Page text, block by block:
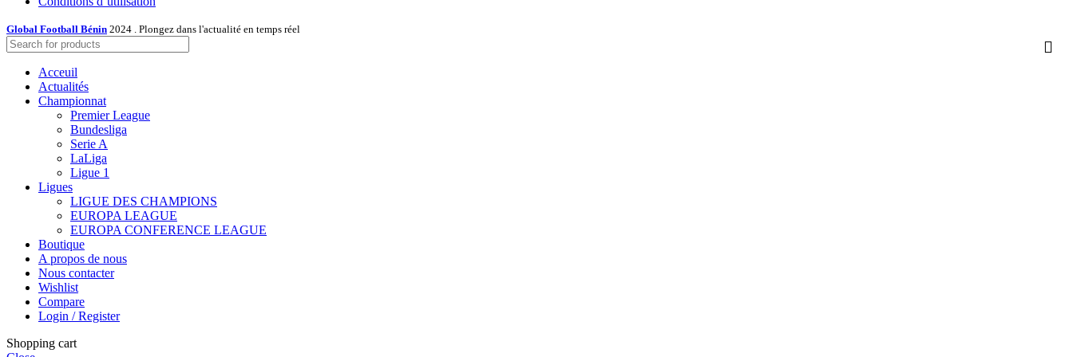
Global Football Bénin 2024 . Plongez dans l'actualité en temps réel
Acceuil
Actualités
Championnat
Premier League
Bundesliga
Serie A
LaLiga
Ligue 1
Ligues
LIGUE DES CHAMPIONS
EUROPA LEAGUE
EUROPA CONFERENCE LEAGUE
Boutique
A propos de nous
Nous contacter
Wishlist
Compare
Login / Register
Shopping cart